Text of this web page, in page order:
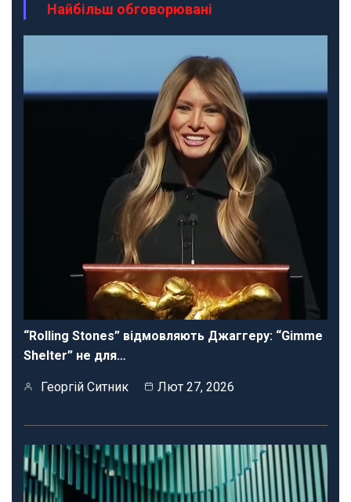
Найбільш обговорювані
“Rolling Stones” відмовляють Джаггеру: “Gimme
Shelter” не для…
Георгій Ситник Лют 27, 2026